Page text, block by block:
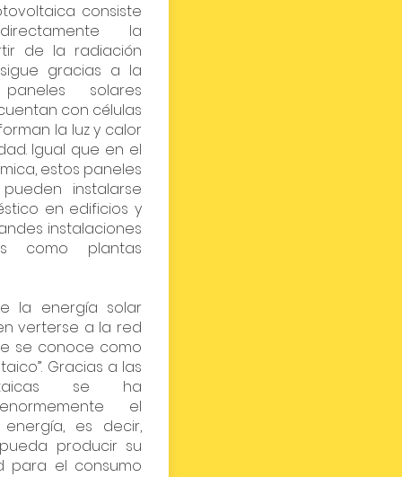
consiste
la
de la radiación
gracias a la
solares
con células
la luz y calor
Igual que en el
estos paneles
instalarse
en edificios y
instalaciones
como plantas
la energía solar
verterse a la red
se conoce como
Gracias a las
se ha
el
es decir,
producir su
para el consumo